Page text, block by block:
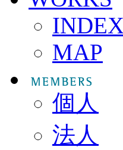
INDEX
MAP
個人
法人